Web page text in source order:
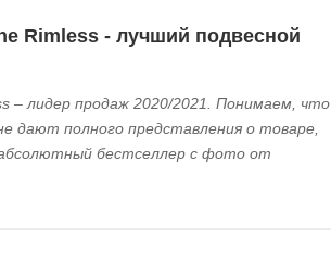
Rimless - лучший подвесной
– лидер продаж 2020/2021. Понимаем, что
дают полного представления о товаре,
бестселлер с фото от